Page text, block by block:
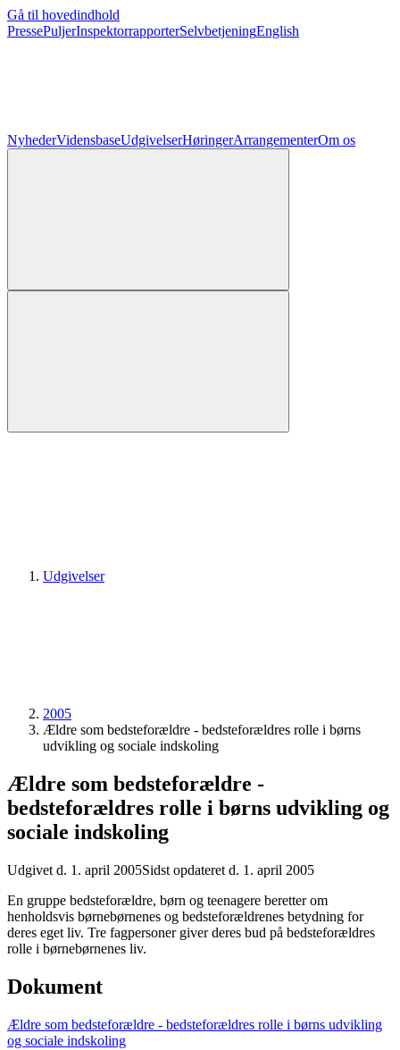
Gå til hovedindhold
PressePuljerInspektorrapporterSelvbetjeningEnglish
NyhederVidensbaseUdgivelserHøringerArrangementerOm os
Udgivelser
2005
Ældre som bedsteforældre - bedsteforældres rolle i børns
udvikling og sociale indskoling
Ældre som bedsteforældre -
bedsteforældres rolle i børns udvikling og
sociale indskoling
Udgivet d. 1. april 2005Sidst opdateret d. 1. april 2005
En gruppe bedsteforældre, børn og teenagere beretter om
henholdsvis børnebørnenes og bedsteforældrenes betydning for
deres eget liv. Tre fagpersoner giver deres bud på bedsteforældres
rolle i børnebørnenes liv.
Dokument
Ældre som bedsteforældre - bedsteforældres rolle i børns udvikling
og sociale indskoling